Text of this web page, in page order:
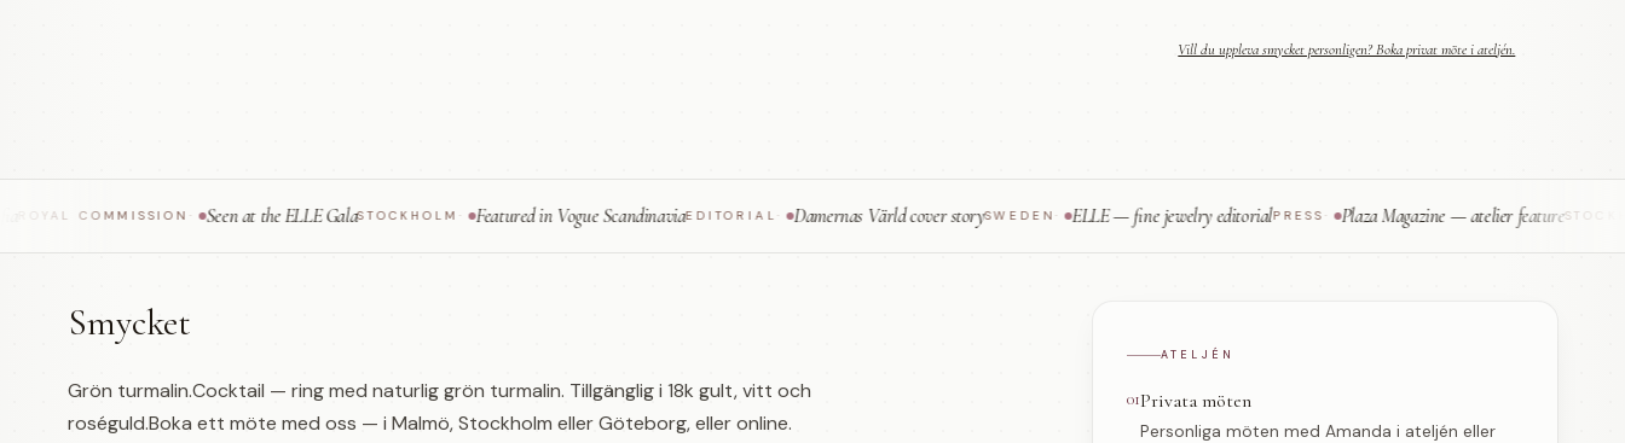
Vill du uppleva smycket personligen? Boka privat möte i ateljén.
COMMISSION · Seen at the ELLE GalaSTOCKHOLM· Featured in Vogue ScandinaviaEDITORIAL· Damernas Värld cover storySWEDEN· ELLE — fine jewelry editorial PRESS· Plaza Magazine — atelier featureSTOCKHOLM
Smycket
Grön turmalin.Cocktail — ring med naturlig grön turmalin. Tillgänglig i 18k gult, vitt och
roséguld.Boka ett möte med oss — i Malmö, Stockholm eller Göteborg, eller online.
ATELJÉN
01Privata möten
Personliga möten med Amanda i ateljén eller